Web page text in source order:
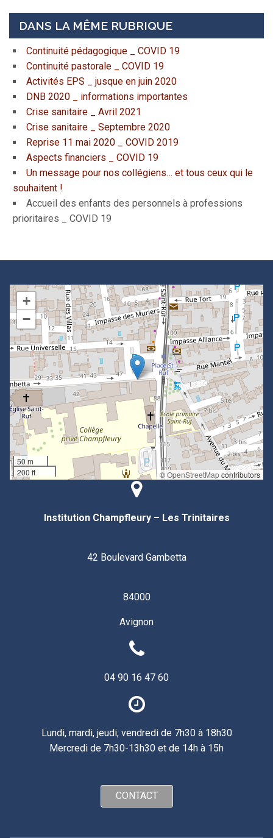
DANS LA MÊME RUBRIQUE
Continuité pédagogique _ COVID 19
Continuité pastorale _ COVID 19
Activités EPS _ jusque en juin 2020
DNB 2020 _ informations importantes
Crise sanitaire _ Avril 2021
Crise sanitaire _ Septembre 2020
Reprise 11 mai 2020 _ COVID 2019
Aspects financiers _ COVID 19
Un message pour nos collégiens… et tous ceux qui le
souhaitent !
Accueil des enfants des personnels à professions
prioritaires _ COVID 19
+
−
50 m
200 ft
©OpenStreetMapcontributors
Institution Champfleury – Les Trinitaires
42 Boulevard Gambetta
84000
Avignon
04 90 16 47 60
Lundi, mardi, jeudi, vendredi de 7h30 à 18h30
Mercredi de 7h30-13h30 et de 14h à 15h
CONTACT